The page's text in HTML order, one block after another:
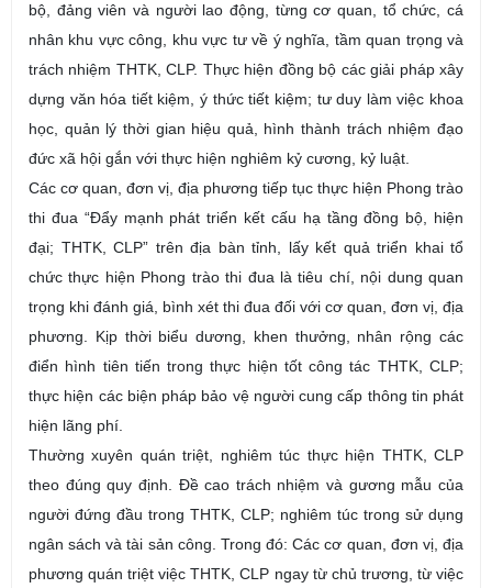
bộ, đảng viên và người lao động, từng cơ quan, tổ chức, cá
nhân khu vực công, khu vực tư về ý nghĩa, tầm quan trọng và
trách nhiệm THTK, CLP. Thực hiện đồng bộ các giải pháp xây
dựng văn hóa tiết kiệm, ý thức tiết kiệm; tư duy làm việc khoa
học, quản lý thời gian hiệu quả, hình thành trách nhiệm đạo
đức xã hội gắn với thực hiện nghiêm kỷ cương, kỷ luật.
Các cơ quan, đơn vị, địa phương tiếp tục thực hiện Phong trào
thi đua “Đẩy mạnh phát triển kết cấu hạ tầng đồng bộ, hiện
đại; THTK, CLP” trên địa bàn tỉnh, lấy kết quả triển khai tổ
chức thực hiện Phong trào thi đua là tiêu chí, nội dung quan
trọng khi đánh giá, bình xét thi đua đối với cơ quan, đơn vị, địa
phương. Kịp thời biểu dương, khen thưởng, nhân rộng các
điển hình tiên tiến trong thực hiện tốt công tác THTK, CLP;
thực hiện các biện pháp bảo vệ người cung cấp thông tin phát
hiện lãng phí.
Thường xuyên quán triệt, nghiêm túc thực hiện THTK, CLP
theo đúng quy định. Đề cao trách nhiệm và gương mẫu của
người đứng đầu trong THTK, CLP; nghiêm túc trong sử dụng
ngân sách và tài sản công. Trong đó: Các cơ quan, đơn vị, địa
phương quán triệt việc THTK, CLP ngay từ chủ trương, từ việc